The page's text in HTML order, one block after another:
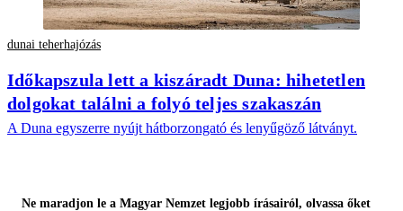
dunai teherhajózás
Időkapszula lett a kiszáradt Duna: hihetetlen
dolgokat találni a folyó teljes szakaszán
A Duna egyszerre nyújt hátborzongató és lenyűgöző látványt.
Ne maradjon le a Magyar Nemzet legjobb írásairól, olvassa őket